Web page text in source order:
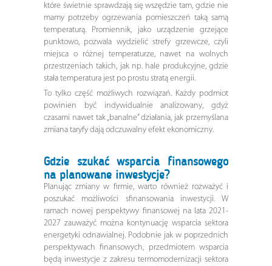
które świetnie sprawdzają się wszędzie tam, gdzie nie
mamy potrzeby ogrzewania pomieszczeń taką samą
temperaturą. Promiennik, jako urządzenie grzejące
punktowo, pozwala wydzielić strefy grzewcze, czyli
miejsca o różnej temperaturze, nawet na wolnych
przestrzeniach takich, jak np. hale produkcyjne, gdzie
stała temperatura jest po prostu stratą energii.
To tylko część możliwych rozwiązań. Każdy podmiot
powinien być indywidualnie analizowany, gdyż
czasami nawet tak „banalne” działania, jak przemyślana
zmiana taryfy dają odczuwalny efekt ekonomiczny.
Gdzie szukać wsparcia finansowego
na planowane inwestycje?
Planując zmiany w firmie, warto również rozważyć i
poszukać możliwości sfinansowania inwestycji. W
ramach nowej perspektywy finansowej na lata 2021-
2027 zauważyć można kontynuację wsparcia sektora
energetyki odnawialnej. Podobnie jak w poprzednich
perspektywach finansowych, przedmiotem wsparcia
będą inwestycje z zakresu termomodernizacji sektora